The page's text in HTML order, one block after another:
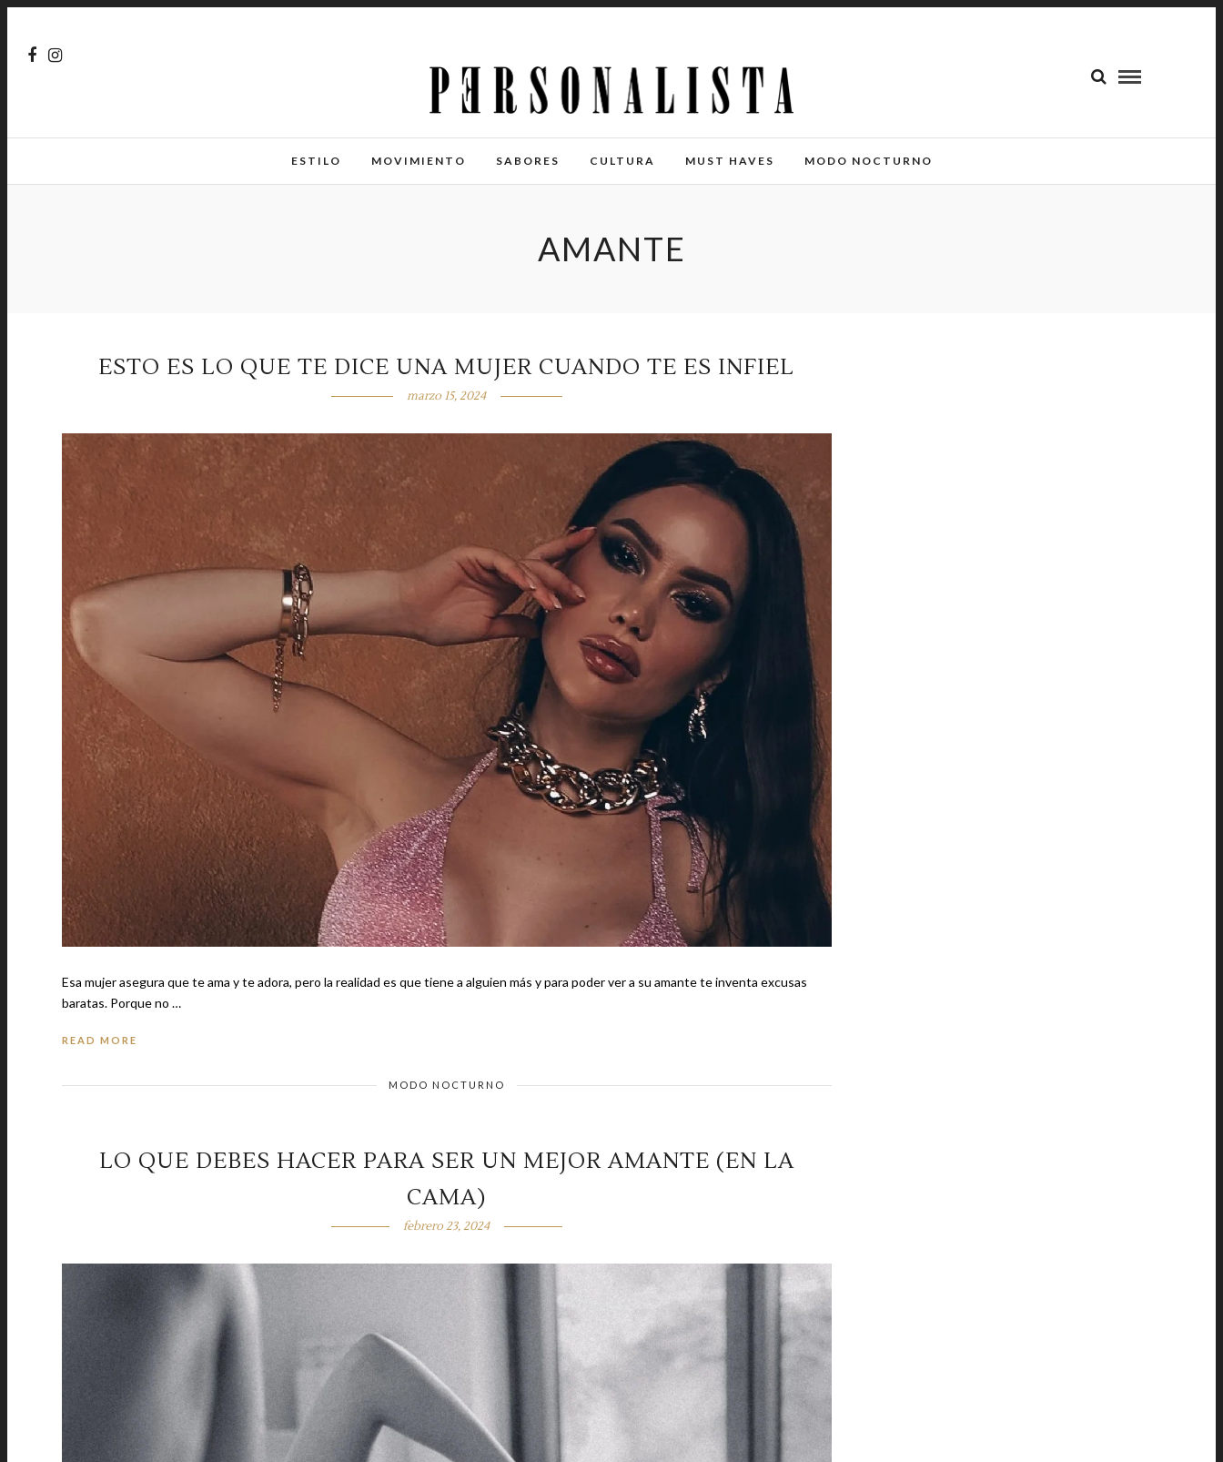
ESTILO MOVIMIENTO SABORES CULTURA MUST HAVES MODO NOCTURNO
AMANTE
ESTO ES LO QUE TE DICE UNA MUJER CUANDO TE ES INFIEL
marzo 15, 2024
Esa mujer asegura que te ama y te adora, pero la realidad es que tiene a alguien más y para poder ver a su amante te inventa excusas
baratas. Porque no …
READ MORE
MODO NOCTURNO
LO QUE DEBES HACER PARA SER UN MEJOR AMANTE (EN LA
CAMA)
febrero 23, 2024